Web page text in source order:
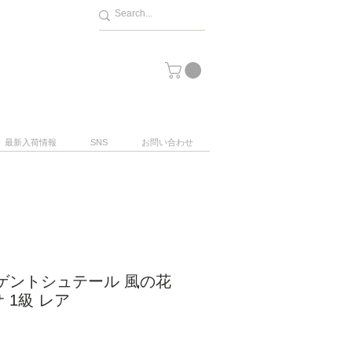
最新入荷情報 SNS お問い合わせ
ントシュテール 風の花
1級 レア